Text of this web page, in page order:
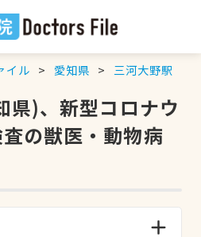
イル 愛知県 三河大野駅
県)、新型コロナウ
の獣医・動物病